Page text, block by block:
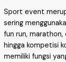
Sport event
sering
fun run,
hingga kompetisi
memiliki fungsi